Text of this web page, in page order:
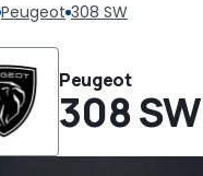
Peugeot 308 SW
Peugeot
308 SW